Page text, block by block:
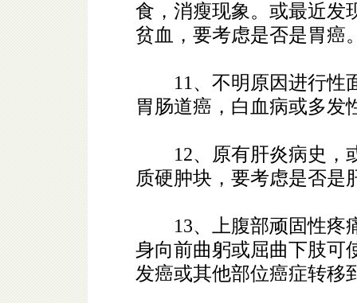
食，消瘦现象。或最近发
贫血，要考虑是否是胃癌
11、不明原因进行性
胃肠道癌，白血病或多发
12、原有肝炎病史，
质硬肿块，要考虑是否是
13、上腹部顽固性疼
身向前曲躬或屈曲下肢可
发癌或其他部位癌症转移